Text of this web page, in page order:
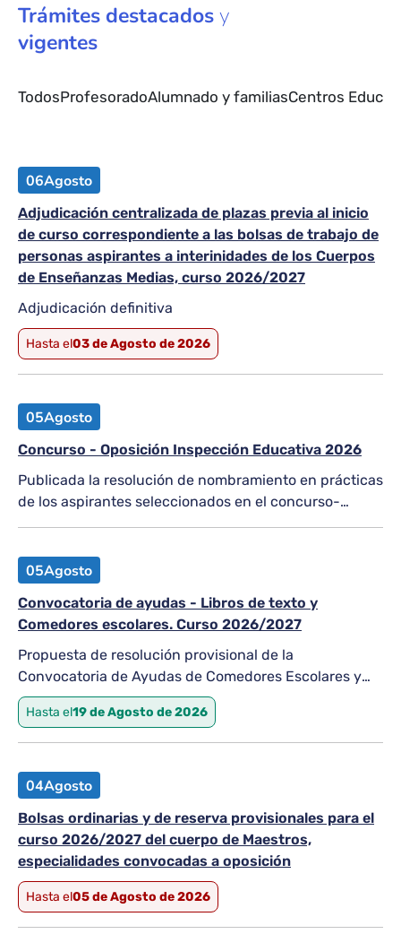
Trámites destacadosy
vigentes
TodosProfesoradoAlumnado y familiasCentros
06Agosto
Adjudicación centralizada de plazas previa al inicio
de curso correspondiente a las bolsas de trabajo de
personas aspirantes a interinidades de los Cuerpos
de Enseñanzas Medias, curso 2026/2027
Adjudicación definitiva
Hasta el03 de Agosto de 2026
05Agosto
Concurso - Oposición Inspección Educativa 2026
Publicada la resolución de nombramiento en prácticas
de los aspirantes seleccionados en el concurso-
19/12/2025), regulación de la fase...
05Agosto
Convocatoria de ayudas - Libros de texto y
Comedores escolares. Curso 2026/2027
Propuesta de resolución provisional de la
Convocatoria de Ayudas de Comedores Escolares y
Libros de Texto (Periodo Ordinario). Curso 2026/2027
Hasta el19 de Agosto de 2026
04Agosto
Bolsas ordinarias y de reserva provisionales para el
curso 2026/2027 del cuerpo de Maestros,
especialidades convocadas a oposición
Hasta el05 de Agosto de 2026